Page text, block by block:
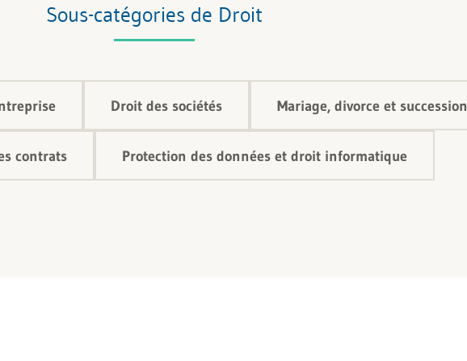
Sous-catégories de Droit
Droit des sociétés Mariage, divorce et succession
contrats Protection des données et droit informatique